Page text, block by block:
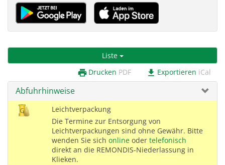
Liste
print Drucken PDF download Exportieren iCal
Abfuhrhinweise
Leichtverpackung
Die Termine zur Entsorgung von
Leichtverpackungen sind ohne Gewähr. Bitte
wenden Sie sich online oder telefonisch
direkt an die REMONDIS-Niederlassung in
Klieken.